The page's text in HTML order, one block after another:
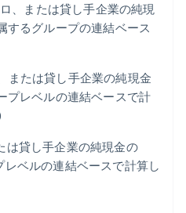
、または貸し手企業の純現
するグループの連結ベース
または貸し手企業の純現金
プレベルの連結ベースで計
は貸し手企業の純現金の
ベルの連結ベースで計算し